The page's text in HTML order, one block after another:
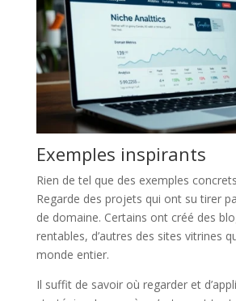
Exemples inspirants
Rien de tel que des exemples
Regarde des projets qui ont su tirer
de domaine. Certains ont créé des
rentables, d’autres des sites vitrines
monde entier.
Il suffit de savoir où regarder et